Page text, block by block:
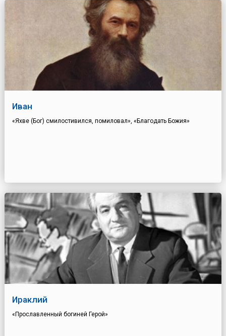
Иван
«Яхве (Бог) смилостивился, помиловал», «Благодать Божия»
Ираклий
«Прославленный богиней Герой»